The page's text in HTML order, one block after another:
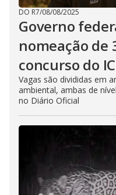
DO R7/08/08/2025
Governo
nomeação de
concurso do
Vagas são divididas em
ambiental, ambas de
no Diário Oficial